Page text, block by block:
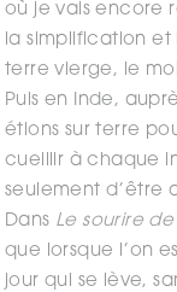
où je vais encore
la simplification et
terre vierge, le
Puis en Inde,
étions sur terre
cueillir à chaque
seulement d’être
Dans Le sourire de
que lorsque l’on
jour qui se lève,